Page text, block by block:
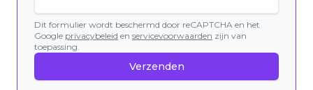
Dit formulier wordt beschermd door reCAPTCHA en het
Google privacybeleid en servicevoorwaarden zijn van
toepassing.
Verzenden